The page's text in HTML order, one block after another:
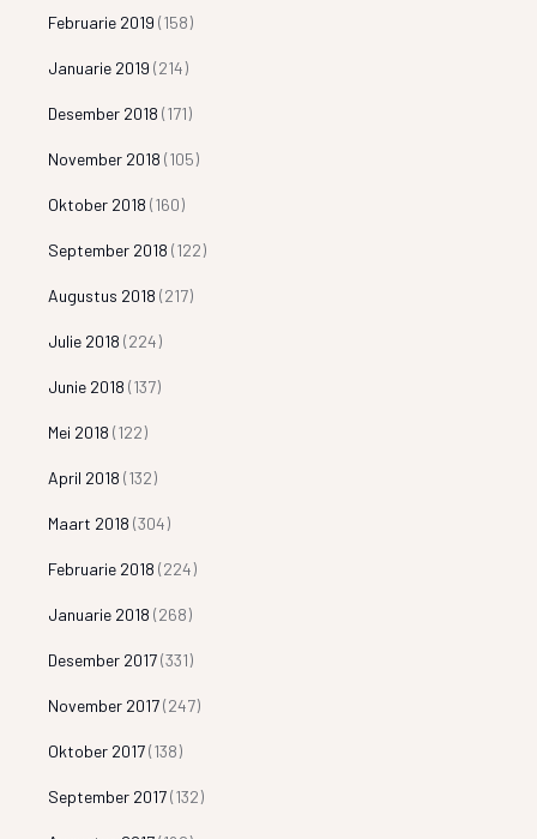
Februarie 2019 (158)
Januarie 2019 (214)
Desember 2018 (171)
November 2018 (105)
Oktober 2018 (160)
September 2018 (122)
Augustus 2018 (217)
Julie 2018 (224)
Junie 2018 (137)
Mei 2018 (122)
April 2018 (132)
Maart 2018 (304)
Februarie 2018 (224)
Januarie 2018 (268)
Desember 2017(331)
November 2017(247)
Oktober 2017(138)
September 2017(132)